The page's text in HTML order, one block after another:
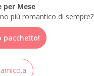
per Mese
più romantico di sempre?
pacchetto!